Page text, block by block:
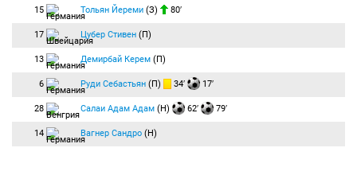
15 Тольян Йереми (З) 80′
17 Цубер Стивен (П)
13 Демирбай Керем (П)
6 Руди Себастьян (П) 34′ 17′
28 Салаи Адам Адам (Н) 62′ 79′
14 Вагнер Сандро (Н)